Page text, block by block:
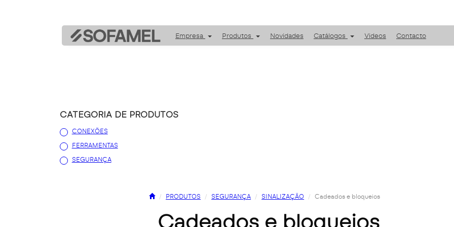
Empresa Produtos Novidades Catálogos Videos Contacto
CATEGORIA DE PRODUTOS
CONEXÕES
FERRAMENTAS
SEGURANÇA
PRODUTOS SEGURANÇA SINALIZAÇÃO Cadeados e bloqueios
cadeados e bloqueios